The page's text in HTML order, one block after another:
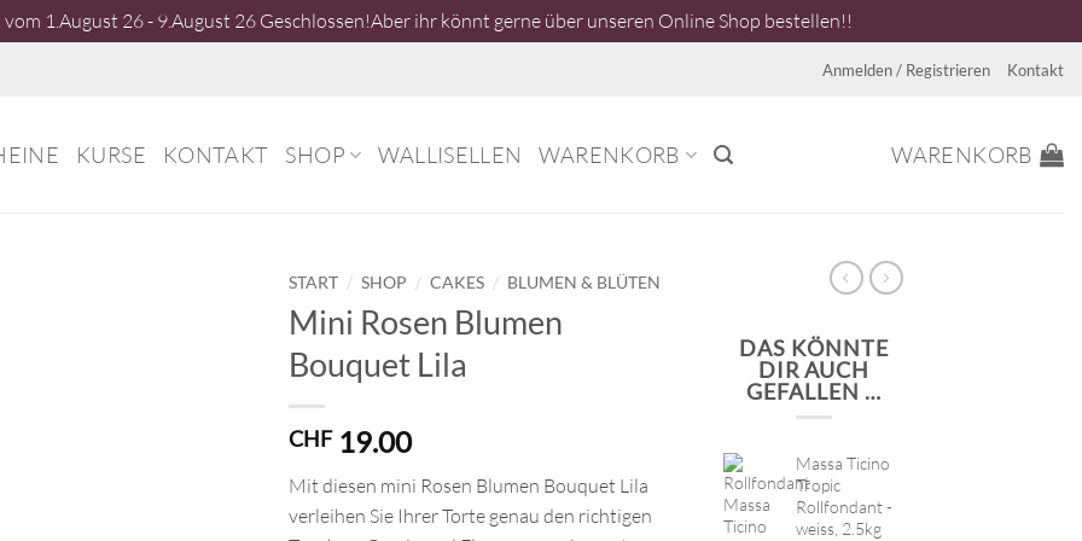
1.August 26 - 9.August 26 Geschlossen!Aber ihr könnt gerne über unseren Online Shop bestellen!!
Anmelden / Registrieren Kontakt
KURSE KONTAKT SHOP WALLISELLEN WARENKORB WARENKORB
START / SHOP / CAKES / BLUMEN & BLÜTEN
Mini Rosen Blumen
Bouquet Lila
CHF19.00
Mit diesen mini Rosen Blumen Bouquet Lila
verleihen Sie Ihrer Torte genau den richtigen
DAS KÖNNTE
DIR AUCH
GEFALLEN …
Massa Ticino
Tropic
Rollfondant -
weiss, 2.5kg